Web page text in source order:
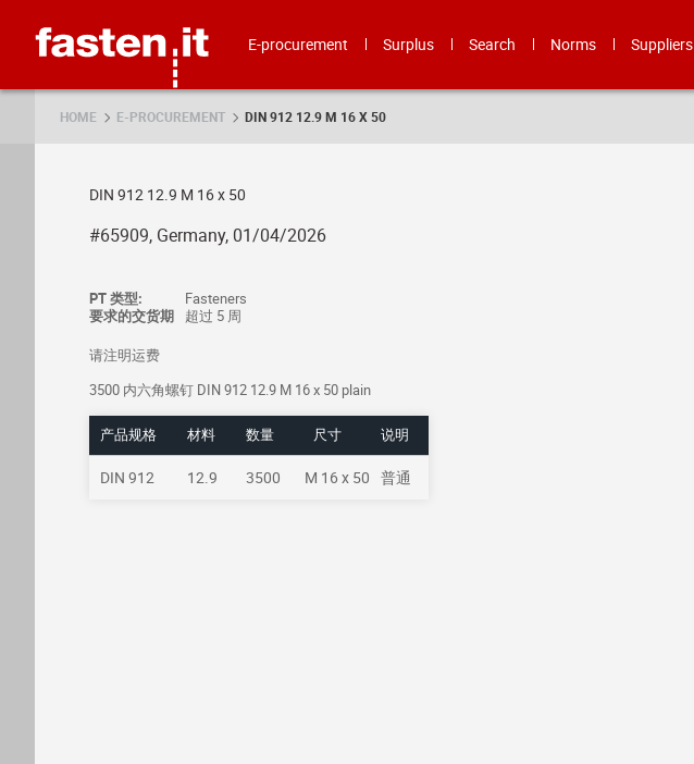
E-procurement Surplus Search Norms Suppliers
HOME E-PROCUREMENT DIN 912 12.9 M 16 X 50
DIN 912 12.9 M 16 x 50
#65909, Germany, 01/04/2026
PT 类型:
Fasteners
要求的交货期
超过 5 周
请注明运费
3500 内六角螺钉 DIN 912 12.9 M 16 x 50 plain
产品规格 材料 数量 尺寸 说明
DIN 912 12.9 3500 M 16 x 50 普通